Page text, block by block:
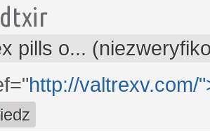
pills o...
http://valtrexv.com/